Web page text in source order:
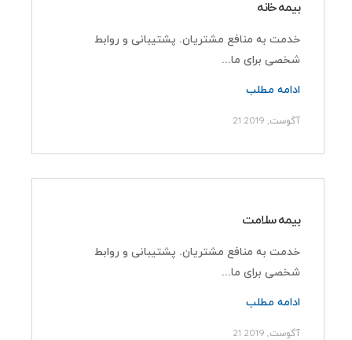
بیمه خانه
خدمت به منافع مشتریان. پشتیبانی و روابط
شخصی برای ما...
ادامه مطلب
21 آگوست, 2019
بیمه سلامت
خدمت به منافع مشتریان. پشتیبانی و روابط
شخصی برای ما...
ادامه مطلب
21 آگوست, 2019